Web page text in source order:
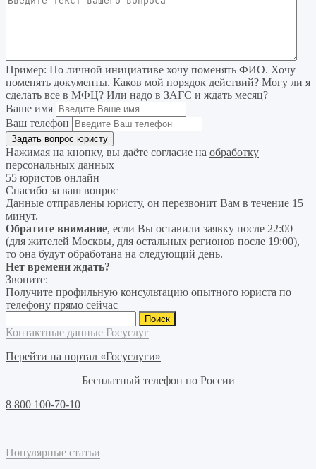
Пример: По личной инициативе хочу поменять ФИО. Хочу
поменять документы. Каков мой порядок действий? Могу ли я
сделать все в МФЦ? Или надо в ЗАГС и ждать месяц?
Ваше имя
Ваш телефон
Нажимая на кнопку, вы даёте согласие на обработку
персональных данных
55 юристов онлайн
Спасибо за ваш вопрос
Данные отправлены юристу, он перезвонит Вам в течение 15
минут.
Обратите внимание, если Вы оставили заявку после 22:00
(для жителей Москвы, для остальных регионов после 19:00),
то она будут обработана на следующий день.
Нет времени ждать?
Звоните:
Получите профильную консультацию опытного юриста по
телефону прямо сейчас
Контактные данные Госуслуг
Перейти на портал «Госуслуги»
Бесплатный телефон по России
8 800 100-70-10
Популярные статьи